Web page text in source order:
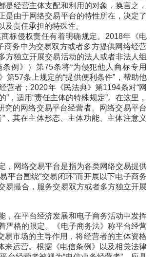
经营主体支配和利用的对象，换言之，
是由于网络交易平台的特性所在，决定了
责任承担的特殊性。
标侵权责任有着明确规定。2018年《电
商务中为交易双方或者多方提供网络经营
方独立开展交易活动的法人或者非法人组
例》）第75条将“为侵犯他人商标专用
第57条上规定的“提供便利条件”，帮助他
营者；2020年《民法典》第1194条对“网
，适用“责任主体的特殊规定”。在这里，
究的网络交易平台经营者。网络交易平台
，其在主体形态、主体功能、主体注意义
，网络交易平台是指为各类网络交易提供
平台围绕“交易闭环”而开展以下电子商务
易撮合，服务交易双方或者多方独立开展
，在平台经济发展和电子商务活动中发挥
严格的限定。《电子商务法》称平台经营
易市场的主导作用，将经营者的主体资格
来运营。根据《电信条例》以及相关法律